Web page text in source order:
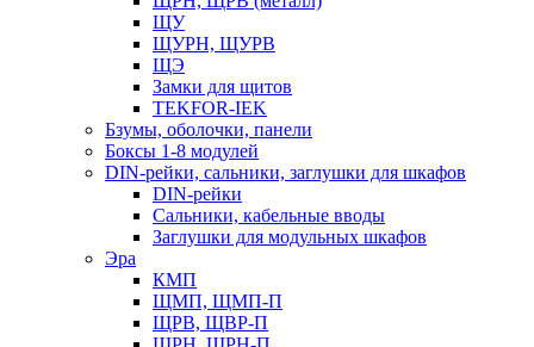
ЩУ
ЩУРН, ЩУРВ
ЩЭ
Замки для щитов
TEKFOR-IEK
Бзумы, оболочки, панели
Боксы 1-8 модулей
DIN-рейки, сальники, заглушки для шкафов
DIN-рейки
Сальники, кабельные вводы
Заглушки для модульных шкафов
Эра
КМП
ЩМП, ЩМП-П
ЩРВ, ЩВР-П